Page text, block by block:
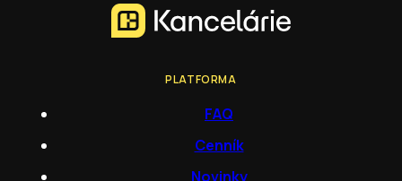
PLATFORMA
FAQ
Cenník
Novinky